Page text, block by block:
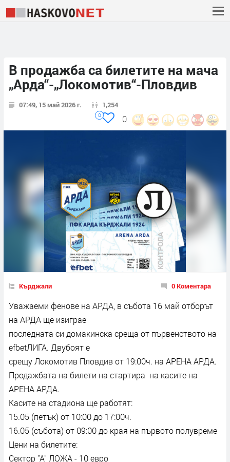
В продажба са билетите на мача
„Арда“-„Локомотив“-Пловдив
07:49, 15 май 2026 г. 1,254
0
0
Кърджали 0 Коментара
Уважаеми фенове на АРДА, в събота 16 май отборът
на АРДА ще изиграе
последната си домакинска среща от първенството на
efbetЛИГА. Двубоят е
срещу Локомотив Пловдив от 19:00ч. на АРЕНА АРДА.
Продажбата на билети на стартира на касите на
АРЕНА АРДА.
Касите на стадиона ще работят:
15.05 (петък) от 10:00 до 17:00ч.
16.05 (събота) от 09:00 до края на първото полувреме
Цени на билетите:
Сектор "А" ЛОЖА - 10 евро